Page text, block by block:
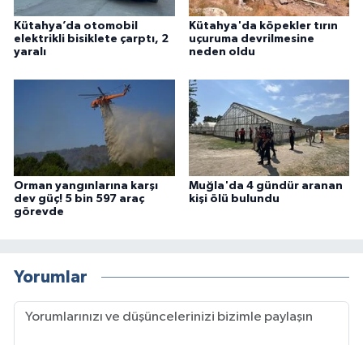
Kütahya’da otomobil
elektrikli bisiklete çarptı, 2
yaralı
Kütahya'da köpekler tırın
uçuruma devrilmesine
neden oldu
Orman yangınlarına karşı
dev güç! 5 bin 597 araç
görevde
Muğla'da 4 gündür aranan
kişi ölü bulundu
Yorumlar